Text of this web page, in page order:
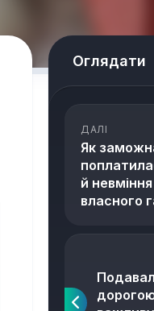
Оглядати
ДАЛІ
Як
й
власного